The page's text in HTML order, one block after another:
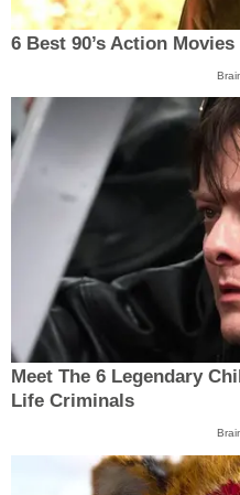
6 Best 90’s Action
Meet The 6 Legendary
Life Criminals